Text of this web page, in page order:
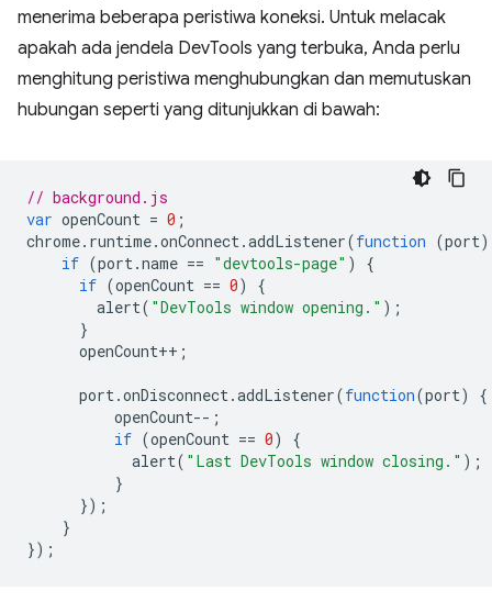
menerima beberapa peristiwa koneksi. Untuk melacak
apakah ada jendela DevTools yang terbuka, Anda perlu
menghitung peristiwa menghubungkan dan memutuskan
hubungan seperti yang ditunjukkan di bawah:
// background.js
var openCount = 0 ;
chrome. runtime.onConnect.addListener(function (port)
if (port.name == "devtools-page" )
{
if (openCount == 0)
{
alert( "DevTools window opening." );
}
openCount++ ;
port.onDisconnect.addListener(function(port)
{
openCount-- ;
if (openCount == 0)
{
alert( "Last DevTools window closing." );
}
});
}
});